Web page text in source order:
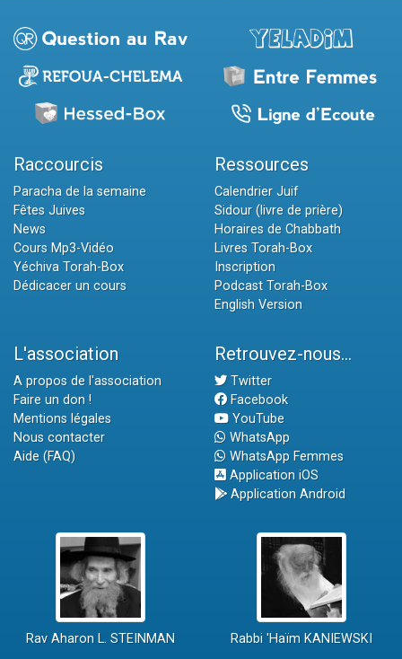
Raccourcis
Paracha de la semaine
Fêtes Juives
News
Cours Mp3-Vidéo
Yéchiva Torah-Box
Dédicacer un cours
Ressources
Calendrier Juif
Sidour (livre de prière)
Horaires de Chabbath
Livres Torah-Box
Inscription
Podcast Torah-Box
English Version
L'association
A propos de l'association
Faire un don !
Mentions légales
Nous contacter
Aide (FAQ)
Retrouvez-nous...
Twitter
Facebook
YouTube
WhatsApp
WhatsApp Femmes
Application iOS
Application Android
Rav Aharon L. STEINMAN Rabbi 'Haïm KANIEWSKI